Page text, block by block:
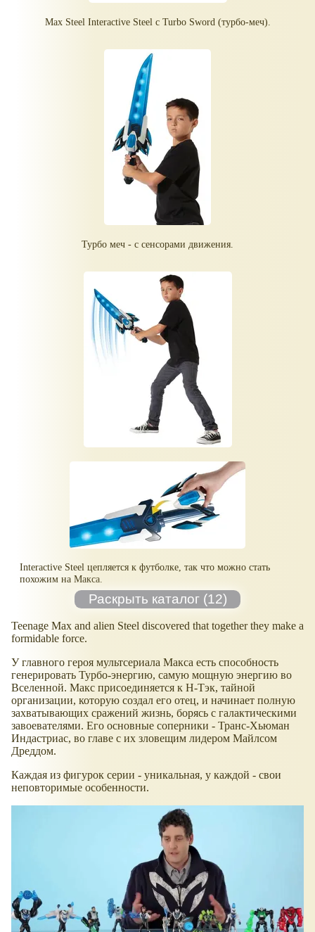
Max Steel Interactive Steel с Turbo Sword (турбо-меч).
Турбо меч - с сенсорами движения.
Interactive Steel цепляется к футболке, так что можно стать
похожим на Макса.
Teenage Max and alien Steel discovered that together they make a
formidable force.
У главного героя мультсериала Макса есть способность
генерировать Турбо-энергию, самую мощную энергию во
Вселенной. Макс присоединяется к Н-Тэк, тайной
организации, которую создал его отец, и начинает полную
захватывающих сражений жизнь, борясь с галактическими
завоевателями. Его основные соперники - Транс-Хьюман
Индастриас, во главе с их зловещим лидером Майлсом
Дреддом.
Каждая из фигурок серии - уникальная, у каждой - свои
неповторимые особенности.